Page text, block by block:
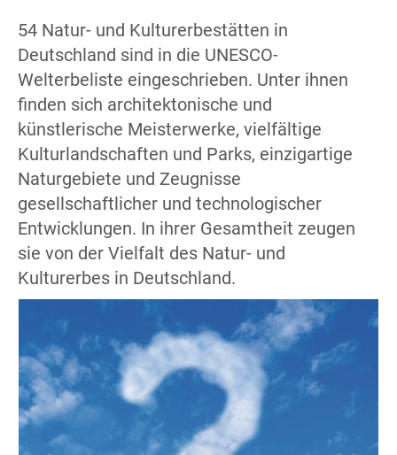
54 Natur- und Kulturerbestätten in
Deutschland sind in die UNESCO-
Welterbeliste eingeschrieben. Unter ihnen
finden sich architektonische und
künstlerische Meisterwerke, vielfältige
Kulturlandschaften und Parks, einzigartige
Naturgebiete und Zeugnisse
gesellschaftlicher und technologischer
Entwicklungen. In ihrer Gesamtheit zeugen
sie von der Vielfalt des Natur- und
Kulturerbes in Deutschland.